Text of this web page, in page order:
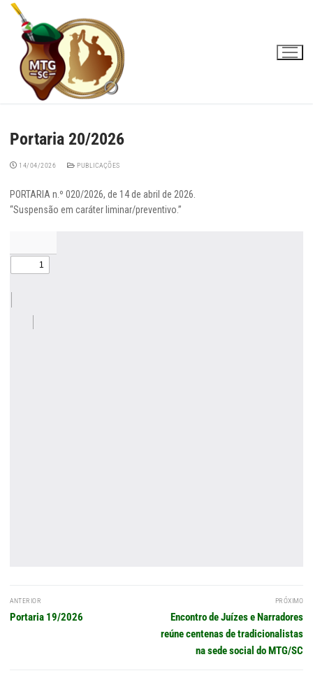
Pular
conteúdo
Portaria 20/2026
14/04/2026 PUBLICAÇÕES
PORTARIA n.º 020/2026, de 14 de abril de 2026.
“Suspensão em caráter liminar/preventivo.”
Navegação
de
ANTERIOR
Post
Portaria 19/2026
PRÓXIMO
Próximo
post:
Encontro de Juízes e Narradores
reúne centenas de tradicionalistas
na sede social do MTG/SC